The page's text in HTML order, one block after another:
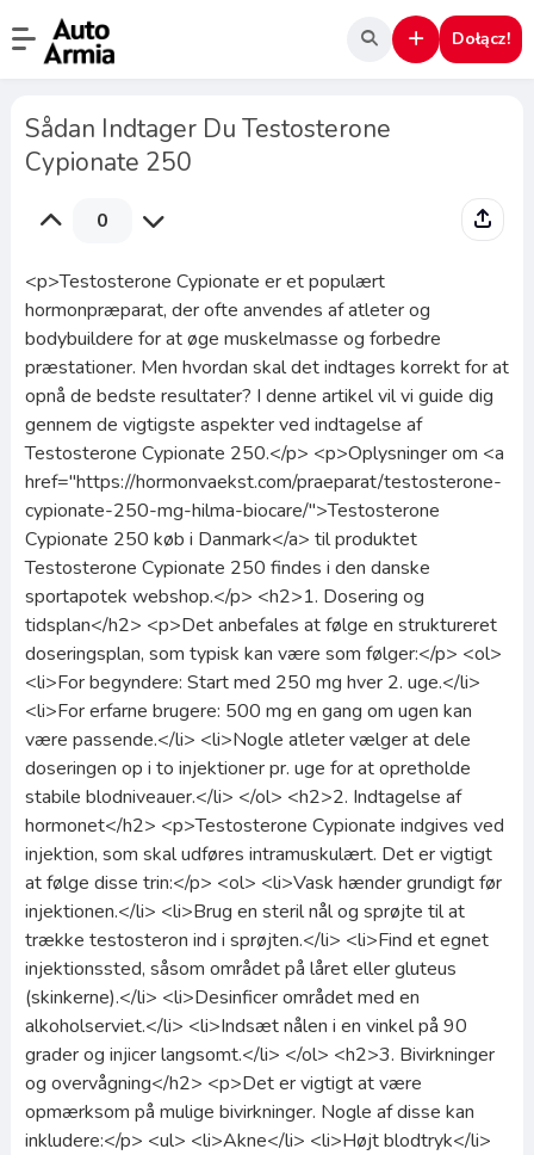
Dołącz!
Sådan Indtager Du Testosterone
Cypionate 250
0
<p>Testosterone Cypionate er et populært
hormonpræparat, der ofte anvendes af atleter og
bodybuildere for at øge muskelmasse og forbedre
præstationer. Men hvordan skal det indtages korrekt for at
opnå de bedste resultater? I denne artikel vil vi guide dig
gennem de vigtigste aspekter ved indtagelse af
Testosterone Cypionate 250.</p> <p>Oplysninger om <a
href="https://hormonvaekst.com/praeparat/testosterone-
cypionate-250-mg-hilma-biocare/">Testosterone
Cypionate 250 køb i Danmark</a> til produktet
Testosterone Cypionate 250 findes i den danske
sportapotek webshop.</p> <h2>1. Dosering og
tidsplan</h2> <p>Det anbefales at følge en struktureret
doseringsplan, som typisk kan være som følger:</p> <ol>
<li>For begyndere: Start med 250 mg hver 2. uge.</li>
<li>For erfarne brugere: 500 mg en gang om ugen kan
være passende.</li> <li>Nogle atleter vælger at dele
doseringen op i to injektioner pr. uge for at opretholde
stabile blodniveauer.</li> </ol> <h2>2. Indtagelse af
hormonet</h2> <p>Testosterone Cypionate indgives ved
injektion, som skal udføres intramuskulært. Det er vigtigt
at følge disse trin:</p> <ol> <li>Vask hænder grundigt før
injektionen.</li> <li>Brug en steril nål og sprøjte til at
trække testosteron ind i sprøjten.</li> <li>Find et egnet
injektionssted, såsom området på låret eller gluteus
(skinkerne).</li> <li>Desinficer området med en
alkoholserviet.</li> <li>Indsæt nålen i en vinkel på 90
grader og injicer langsomt.</li> </ol> <h2>3. Bivirkninger
og overvågning</h2> <p>Det er vigtigt at være
opmærksom på mulige bivirkninger. Nogle af disse kan
inkludere:</p> <ul> <li>Akne</li> <li>Højt blodtryk</li>